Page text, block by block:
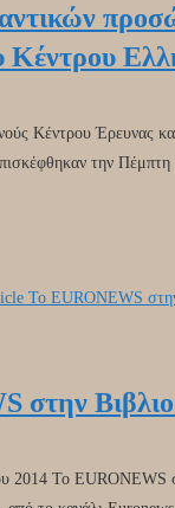
Κέντρου
Κέντρου Έρευνας
την Πέμπτη
στην
Το EURONEWS